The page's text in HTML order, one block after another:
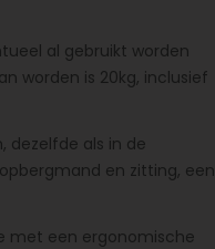
al gebruikt worden
worden is 20kg, inclusief
dezelfde als in de
en zitting, een
met een ergonomische